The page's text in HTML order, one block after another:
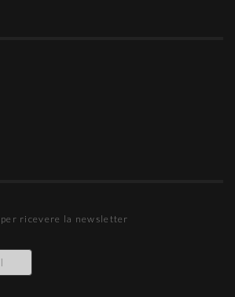
ricevere la newsletter